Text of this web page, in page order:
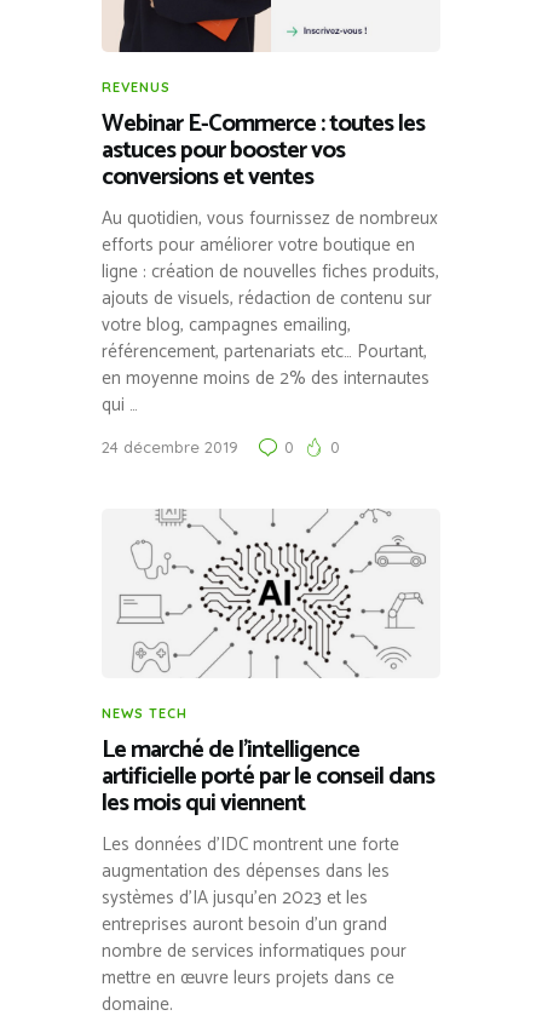
REVENUS
Webinar E-Commerce : toutes les
astuces pour booster vos
conversions et ventes
Au quotidien, vous fournissez de nombreux
efforts pour améliorer votre boutique en
ligne : création de nouvelles fiches produits,
ajouts de visuels, rédaction de contenu sur
votre blog, campagnes emailing,
référencement, partenariats etc… Pourtant,
en moyenne moins de 2% des internautes
qui …
24 décembre 2019 0 0
NEWS TECH
Le marché de l’intelligence
artificielle porté par le conseil dans
les mois qui viennent
Les données d’IDC montrent une forte
augmentation des dépenses dans les
systèmes d’IA jusqu’en 2023 et les
entreprises auront besoin d’un grand
nombre de services informatiques pour
mettre en œuvre leurs projets dans ce
domaine.